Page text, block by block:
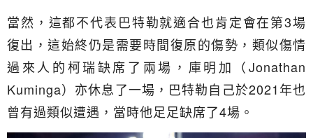
當然，這都不代表巴特勒就適合也肯定會在第3場
復出，這始終仍是需要時間復原的傷勢，類似傷情
過來人的柯瑞缺席了兩場，庫明加（Jonathan
Kuminga）亦休息了一場，巴特勒自己於2021年也
曾有過類似遭遇，當時他足足缺席了4場。